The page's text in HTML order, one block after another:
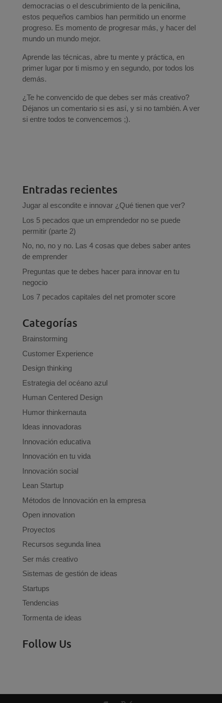
democracias o el descubrimiento de la penicilina,
estos pequeños cambios han permitido un enorme
progreso. Es momento de progresar más, y hacer del
mundo un mundo mejor.
Aprende las técnicas, abre tu mente y práctica, en
primer lugar por ti mismo y en segundo, por todos los
demás.
¿Te he convencido de que debes ser más creativo?
Déjanos un comentario si es así, y si no también. A ver
si entre todos te convencemos ;).
Entradas recientes
Jugar al escondite e innovar ¿Qué tienen que ver?
Los 5 pecados que un emprendedor no se puede
permitir (parte 2)
No, no, no y no. Las 4 cosas que debes saber antes
de emprender
Preguntas que te debes hacer para innovar en tu
negocio
Los 7 pecados capitales del net promoter score
Categorías
Brainstorming
Customer Experience
Design thinking
Estrategia del océano azul
Human Centered Design
Humor thinkernauta
Ideas innovadoras
Innovación educativa
Innovación en tu vida
Innovación social
Lean Startup
Métodos de Innovación en la empresa
Open innovation
Proyectos
Recursos segunda linea
Ser más creativo
Sistemas de gestión de ideas
Startups
Tendencias
Tormenta de ideas
Follow Us